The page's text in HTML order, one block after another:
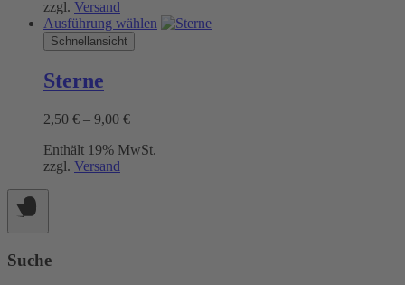
der
zzgl. Versand
Ausführung wählen Dieses
Schnellansicht
Sterne
2,50 € – 9,00 €Preisspanne:
bis
Enthält 19% MwSt.
zzgl. Versand
Suche